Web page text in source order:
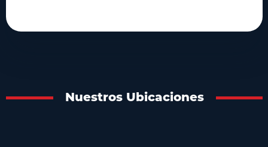
Nuestros Ubicaciones